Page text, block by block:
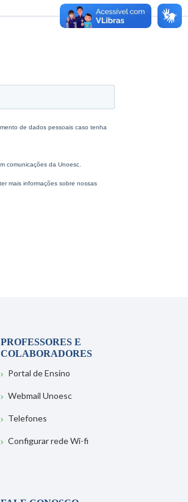
PROFESSORES E
COLABORADORES
Portal de Ensino
Webmail Unoesc
Telefones
Configurar rede Wi-fi